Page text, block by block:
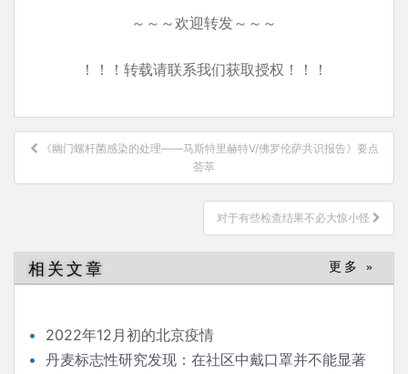
～～～欢迎转发～～～
！！！转载请联系我们获取授权！！！
文
导
《幽门螺杆菌感染的处理——马斯特里赫特V/佛罗伦萨共识报告》要点
荟萃
对于有些检查结果不必大惊小怪
相关文章 更多 »
2022年12月初的北京疫情
丹麦标志性研究发现：在社区中戴口罩并不能显著